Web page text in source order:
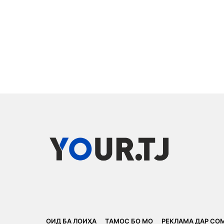
ОИД БА ЛОИҲА ТАМОС БО МО РЕКЛАМА ДАР